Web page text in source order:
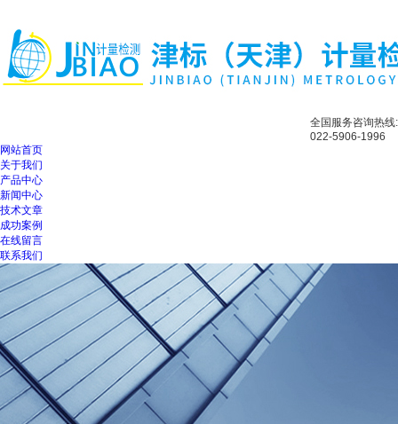
全国服务咨询热线:
022-5906-1996
网站首页
关于我们
产品中心
新闻中心
技术文章
成功案例
在线留言
联系我们